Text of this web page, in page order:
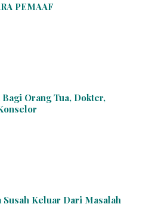
PEMAAF
Orang Tua, Dokter,
Susah Keluar Dari Masalah